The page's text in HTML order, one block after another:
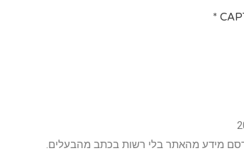
*
מידע מהאתר בלי רשות בכתב מהבעלים.